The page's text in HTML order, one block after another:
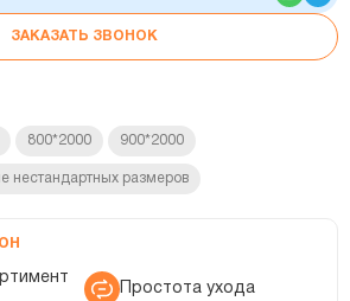
ЗАКАЗАТЬ ЗВОНОК
800*2000 900*2000
нестандартных размеров
Простота ухода